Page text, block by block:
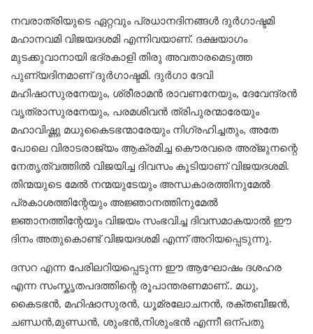
നവരാത്രിയുടെ ഏറ്റവും പ്രധാനദിനങ്ങൾ ദുർഗാഷ്ടമി
മഹാനവമി വിജയദശമി എന്നിവയാണ്. ദക്ഷയാഗം
മുടക്കുവാനായി ഭദ്രകാളി തിരു അവതാരമെടുത്ത
പുണ്യദിനമാണ് ദുർഗാഷ്ടമി. ദുർഗാ ദേവി
മഹിഷാസുരനേയും, ശ്രീരാമൻ രാവണനേയും, ദേവേന്ദ്രൻ
വൃത്രാസുരനേയും, പരമശിവൻ ത്രിപുരന്മാരേയും
മഹാവിഷ്ണു മധുകൈടഭന്മാരേയും നിഗ്രഹിച്ചതും, അതേ
പോലെ വിരാടരാജ്യം ആക്രമിച്ച കൌരവരെ അര്ജുനന്റെ
നേതൃത്വത്തിൽ വിജയിച്ച ദിവസം കൂടിയാണ് വിജയദശമി.
തിന്മയുടെ മേൽ നന്മയുടേയും അന്ധകാരത്തിനുമേൽ
പ്രകാശത്തിന്റേയും അജ്ഞാനത്തിനുമേൽ
ജ്ഞാനത്തിന്റേയും വിജയം സംഭവിച്ച ദിവസമാകയാൽ ഈ
ദിനം അതുകൊണ്ട് വിജയദശമി എന്ന് അറിയപ്പെടുന്നു.
ദസറ എന്ന പേരിലറിയപ്പെടുന്ന ഈ ആഘോഷം ദശഹര
എന്ന സംസ്കൃതപദത്തിന്റെ രൂപാന്തരണമാണ്.. മധു,
കൈടഭൻ, മഹിഷാസുരൻ, ധൂമ്രലോചനൻ, രക്തബീജൻ,
ചണ്ഡൻ,മുണ്ഡൻ, ശുംഭൻ,നിശുംഭൻ എന്നീ ഒന്പതു